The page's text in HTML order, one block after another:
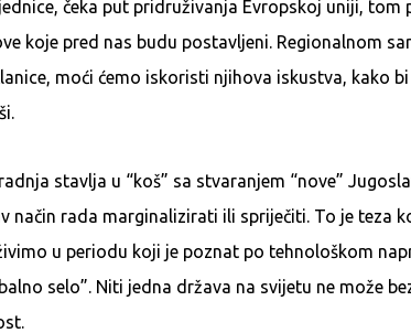
čeka put pridruživanja Evropskoj uniji, tom
koje pred nas budu postavljeni. Regionalnom
moći ćemo iskoristi njihova iskustva, kako
stavlja u “koš” sa stvaranjem “nove”
način rada marginalizirati ili spriječiti. To je teza
u periodu koji je poznat po tehnološkom
selo”. Niti jedna država na svijetu ne može